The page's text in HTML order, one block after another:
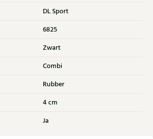
DL Sport
6825
Zwart
Combi
Rubber
4 cm
Ja